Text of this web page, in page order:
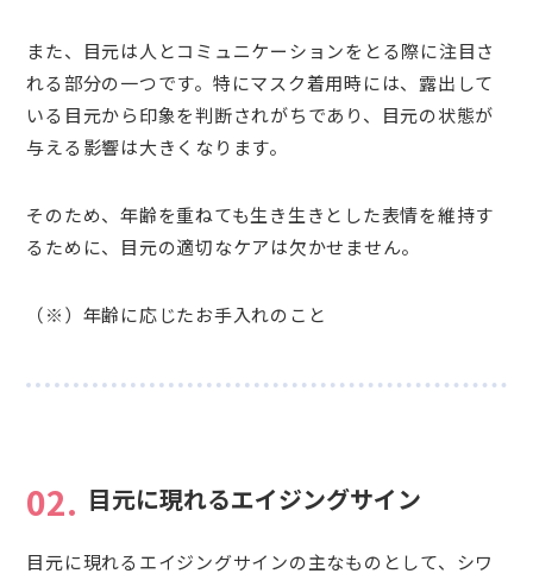
また、目元は人とコミュニケーションをとる際に注目さ
れる部分の一つです。特にマスク着用時には、露出して
いる目元から印象を判断されがちであり、目元の状態が
与える影響は大きくなります。
そのため、年齢を重ねても生き生きとした表情を維持す
るために、目元の適切なケアは欠かせません。
（※）年齢に応じたお手入れのこと
02. 目元に現れるエイジングサイン
目元に現れるエイジングサインの主なものとして、シワ